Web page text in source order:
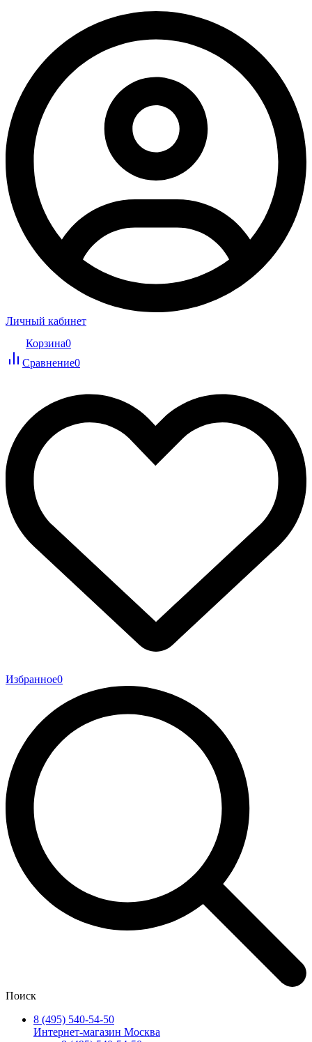
Личный кабинет
Корзина0
Сравнение0
Избранное0
Поиск
8 (495) 540-54-50
Интернет-магазин Москва